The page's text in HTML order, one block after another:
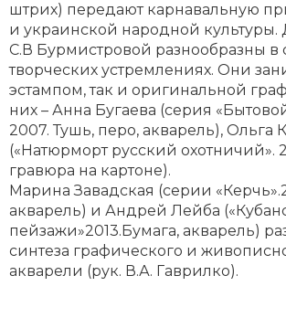
штрих) передают карнавальную
и украинской народной
С.В Бурмистровой разнообразны в
творческих устремлениях. Они
эстампом, так и оригинальной
них – Анна Бугаева (серия
2007. Тушь, перо, акварель), Ольга
(«Натюрморт русский охотничий».
гравюра на картоне).
Марина Завадская (серии
акварель) и Андрей Лейба
пейзажи»2013.Бумага, акварель)
синтеза графического и
акварели (рук. В.А. Гаврилко).